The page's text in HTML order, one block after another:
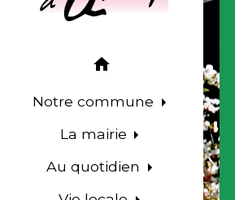
home
Notre commune
La mairie
Au quotidien